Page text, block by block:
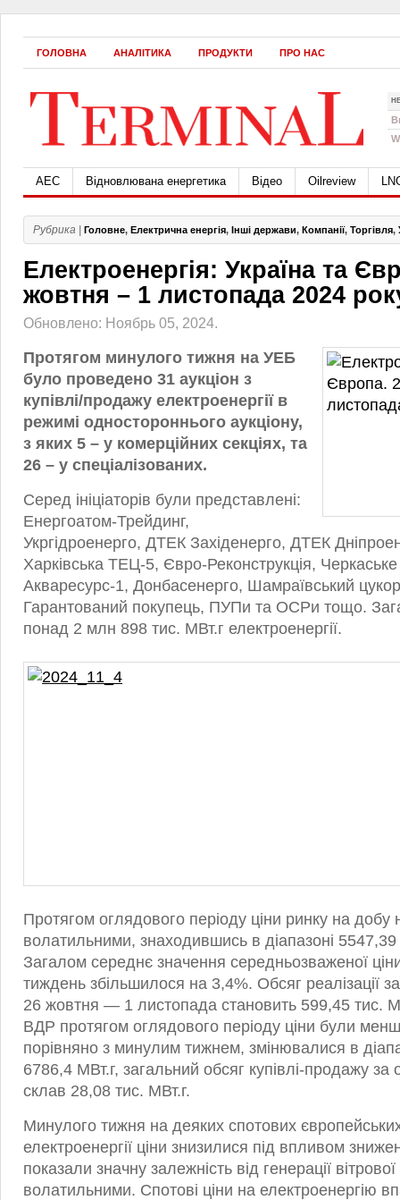
ГОЛОВНА АНАЛІТИКА ПРОДУКТИ ПРО НАС
АЕС Відновлювана енергетика Відео Oilreview
Рубрика | Головне, Електрична енергія, Інші держави, Компанії, Торгівля,
Електроенергія: Україна та
жовтня – 1 листопада 2024
Обновлено: Ноябрь 05, 2024.
Протягом минулого тижня на УЕБ
було проведено 31 аукціон з
купівлі/продажу електроенергії в
режимі одностороннього аукціону,
з яких 5 – у комерційних секціях, та
26 – у спеціалізованих.
Серед ініціаторів були представлені:
Енергоатом-Трейдинг,
Укргідроенерго, ДТЕК Західенерго, ДТЕК
Харківська ТЕЦ-5, Євро-Реконструкція,
Акваресурс-1, Донбасенерго, Шамраївський
Гарантований покупець, ПУПи та ОСРи тощо.
понад 2 млн 898 тис. МВт.г електроенергії.
Протягом оглядового періоду ціни ринку на
волатильними, знаходившись в діапазоні
Загалом середнє значення середньозваженої
тиждень збільшилося на 3,4%. Обсяг реалізації
26 жовтня — 1 листопада становить 599,45 тис.
ВДР протягом оглядового періоду ціни були
порівняно з минулим тижнем, змінювалися в
6786,4 МВт.г, загальний обсяг купівлі-продажу за
склав 28,08 тис. МВт.г.
Минулого тижня на деяких спотових
електроенергії ціни знизилися під впливом
показали значну залежність від генерації
волатильними. Спотові ціни на електроенергію